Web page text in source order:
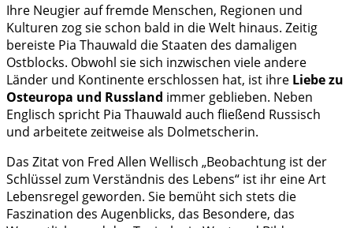
Ihre Neugier auf fremde Menschen, Regionen und
Kulturen zog sie schon bald in die Welt hinaus. Zeitig
bereiste Pia Thauwald die Staaten des damaligen
Ostblocks. Obwohl sie sich inzwischen viele andere
Länder und Kontinente erschlossen hat, ist ihre Liebe zu
Osteuropa und Russland immer geblieben. Neben
Englisch spricht Pia Thauwald auch fließend Russisch
und arbeitete zeitweise als Dolmetscherin.
Das Zitat von Fred Allen Wellisch „Beobachtung ist der
Schlüssel zum Verständnis des Lebens“ ist ihr eine Art
Lebensregel geworden. Sie bemüht sich stets die
Faszination des Augenblicks, das Besondere, das